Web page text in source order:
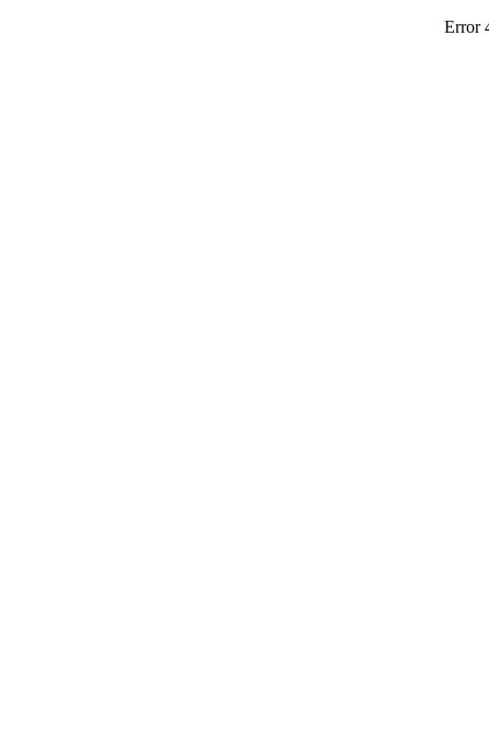
Error